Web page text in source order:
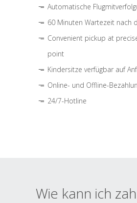
Automatische
60 Minuten Wartezeit nach
Convenient pickup at
point
Kindersitze verfügbar auf
Online- und Offline-
24/7-Hotline
Wie kann ich